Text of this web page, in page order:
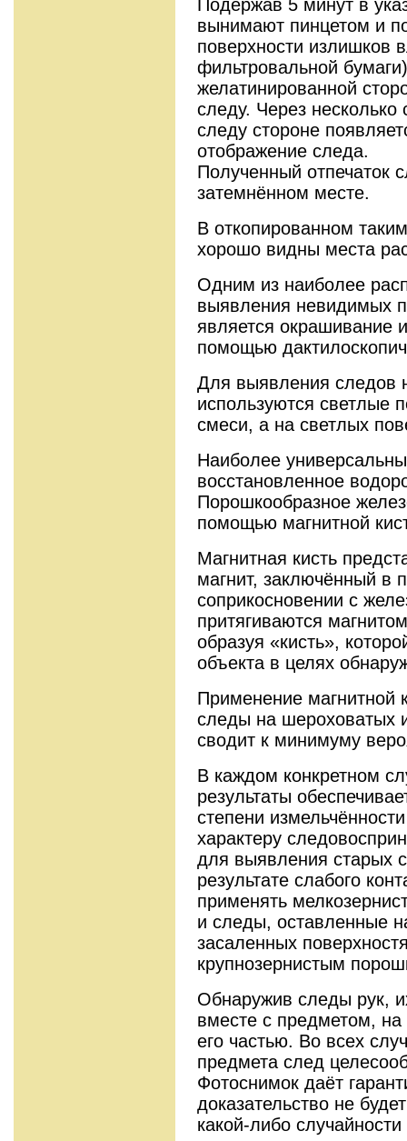
Подержав 5 минут в
вынимают пинцетом и
поверхности излишков
фильтровальной
желатинированной
следу. Через
следу стороне
отображение следа.
Полученный отпечаток
затемнённом месте.
В откопированном
хорошо видны места
Одним из наиболее
выявления невидимых
является окрашивание
помощью
Для выявления следов
используются светлые
смеси, а на светлых
Наиболее
восстановленное
Порошкообразное
помощью магнитной
Магнитная кисть
магнит, заключённый в
соприкосновении с
притягиваются
образуя «кисть»,
объекта в целях
Применение магнитной
следы на шероховатых
сводит к минимуму
В каждом конкретном
результаты
степени
характеру
для выявления старых
результате слабого
применять
и следы, оставленные
засаленных
крупнозернистым
Обнаружив следы рук,
вместе с предметом,
его частью. Во всех
предмета след
Фотоснимок даёт
доказательство не
какой-либо